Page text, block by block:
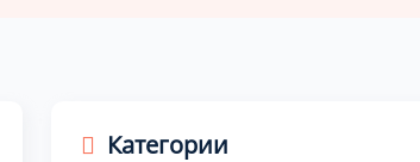
Категории